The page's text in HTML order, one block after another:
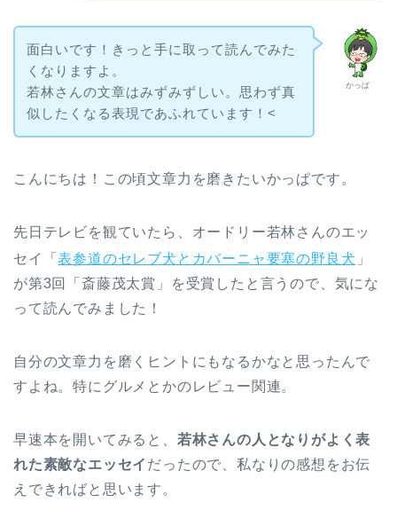
かっぱ
面白いです！きっと手に取って読んでみた
くなりますよ。
若林さんの文章はみずみずしい。思わず真
似したくなる表現であふれています！<
こんにちは！この頃文章力を磨きたいかっぱです。
先日テレビを観ていたら、オードリー若林さんのエッ
セイ「表参道のセレブ犬とカバーニャ要塞の野良犬 」
が第3回「斎藤茂太賞」を受賞したと言うので、気にな
って読んでみました！
自分の文章力を磨くヒントにもなるかなと思ったんで
すよね。特にグルメとかのレビュー関連。
早速本を開いてみると、 若林さんの人となりがよく表
れた素敵なエッセイ だったので、私なりの感想をお伝
えできればと思います。